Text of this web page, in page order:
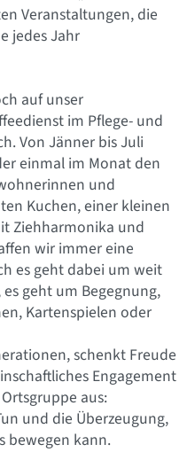
Veranstaltungen, die
jedes Jahr
auf unser
im Pflege- und
Von Jänner bis Juli
einmal im Monat den
und
Kuchen, einer kleinen
Ziehharmonika und
wir immer eine
es geht dabei um weit
geht um Begegnung,
Kartenspielen oder
schenkt Freude
Engagement
aus:
und die Überzeugung,
bewegen kann.